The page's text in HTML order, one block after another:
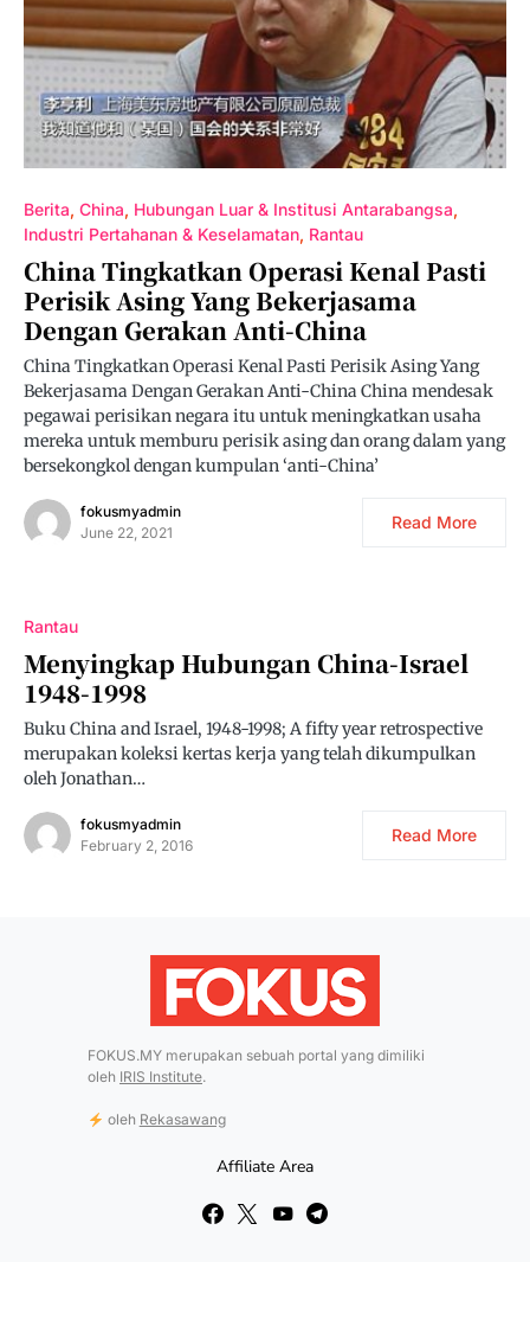
Berita China Hubungan Luar & Institusi Antarabangsa
Industri Pertahanan & Keselamatan Rantau
China Tingkatkan Operasi Kenal Pasti
Perisik Asing Yang Bekerjasama
Dengan Gerakan Anti-China
China Tingkatkan Operasi Kenal Pasti Perisik Asing Yang
Bekerjasama Dengan Gerakan Anti-China China mendesak
pegawai perisikan negara itu untuk meningkatkan usaha
mereka untuk memburu perisik asing dan orang dalam yang
bersekongkol dengan kumpulan ‘anti-China’
fokusmyadmin
June 22, 2021
Read More
Rantau
Menyingkap Hubungan China-Israel
1948-1998
Buku China and Israel, 1948-1998; A fifty year retrospective
merupakan koleksi kertas kerja yang telah dikumpulkan
oleh Jonathan…
fokusmyadmin
February 2, 2016
Read More
FOKUS.MY merupakan sebuah portal yang dimiliki
oleh IRIS Institute.
oleh Rekasawang
Affiliate Area